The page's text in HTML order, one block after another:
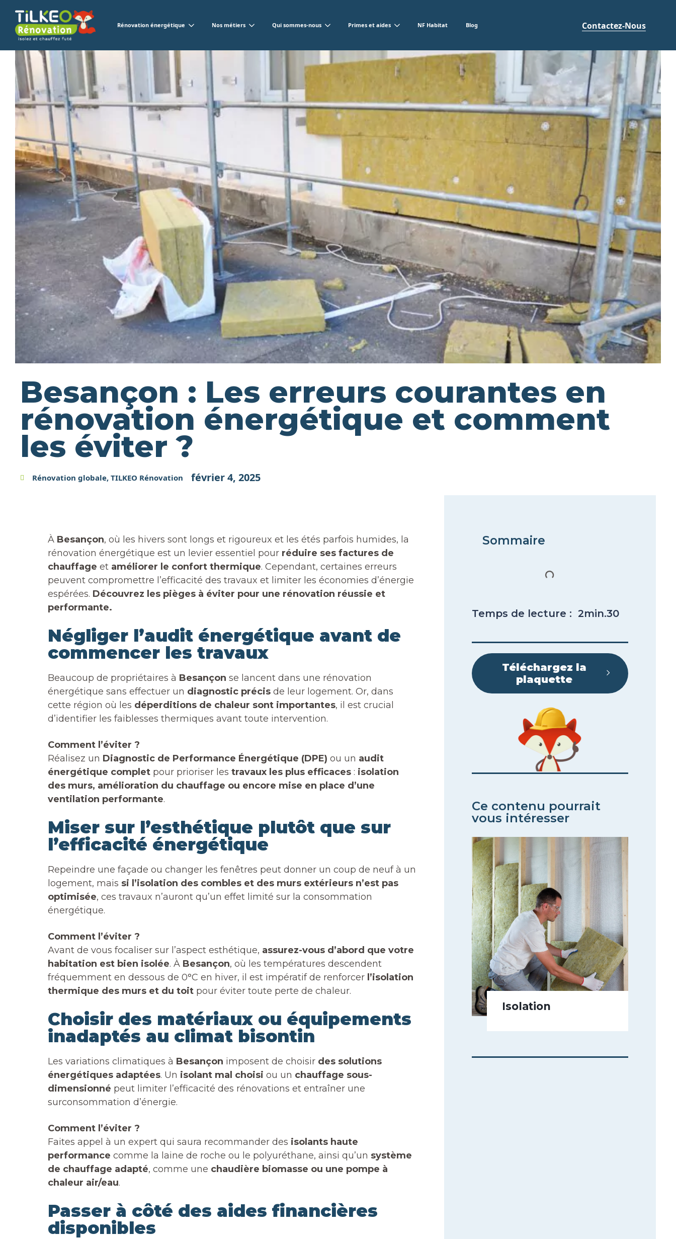
Rénovation énergétique Nos métiers Qui sommes-nous Primes et aides NF Habitat Blog Contactez-Nous
Besançon : Les erreurs courantes en
rénovation énergétique et comment
les éviter ?
Rénovation globale, TILKEO Rénovation février 4, 2025
À Besançon, où les hivers sont longs et rigoureux et les étés parfois humides, la
rénovation énergétique est un levier essentiel pour réduire ses factures de
chauffage et améliorer le confort thermique. Cependant, certaines erreurs
peuvent compromettre l’efficacité des travaux et limiter les économies d’énergie
espérées. Découvrez les pièges à éviter pour une rénovation réussie et
performante.
Négliger l’audit énergétique avant de
commencer les travaux
Beaucoup de propriétaires à Besançon se lancent dans une rénovation
énergétique sans effectuer un diagnostic précis de leur logement. Or, dans
cette région où les déperditions de chaleur sont importantes, il est crucial
d’identifier les faiblesses thermiques avant toute intervention.
Comment l’éviter ?
Réalisez un Diagnostic de Performance Énergétique (DPE) ou un audit
énergétique complet pour prioriser les travaux les plus efficaces : isolation
des murs, amélioration du chauffage ou encore mise en place d’une
ventilation performante.
Miser sur l’esthétique plutôt que sur
l’efficacité énergétique
Repeindre une façade ou changer les fenêtres peut donner un coup de neuf à un
logement, mais si l’isolation des combles et des murs extérieurs n’est pas
optimisée, ces travaux n’auront qu’un effet limité sur la consommation
énergétique.
Comment l’éviter ?
Avant de vous focaliser sur l’aspect esthétique, assurez-vous d’abord que votre
habitation est bien isolée. À Besançon, où les températures descendent
fréquemment en dessous de 0°C en hiver, il est impératif de renforcer l’isolation
thermique des murs et du toit pour éviter toute perte de chaleur.
Choisir des matériaux ou équipements
inadaptés au climat bisontin
Les variations climatiques à Besançon imposent de choisir des solutions
énergétiques adaptées. Un isolant mal choisi ou un chauffage sous-
dimensionné peut limiter l’efficacité des rénovations et entraîner une
surconsommation d’énergie.
Comment l’éviter ?
Faites appel à un expert qui saura recommander des isolants haute
performance comme la laine de roche ou le polyuréthane, ainsi qu’un système
de chauffage adapté, comme une chaudière biomasse ou une pompe à
chaleur air/eau.
Passer à côté des aides financières
disponibles
Sommaire
Temps de lecture : 2min.30
Téléchargez la
plaquette​
Ce contenu pourrait
vous intéresser
Isolation